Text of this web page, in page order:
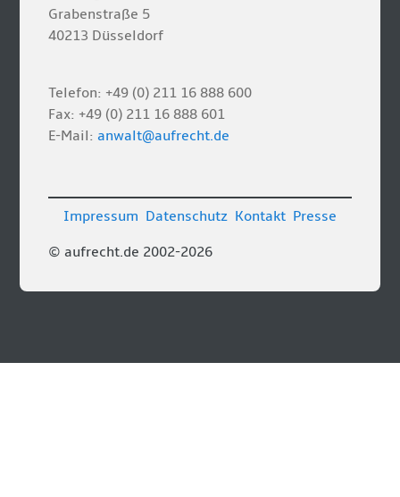
Grabenstraße 5
40213 Düsseldorf
Telefon: +49 (0) 211 16 888 600
Fax: +49 (0) 211 16 888 601
E-Mail:anwalt@aufrecht.de
© aufrecht.de 2002-2026
Impressum Datenschutz Kontakt Presse